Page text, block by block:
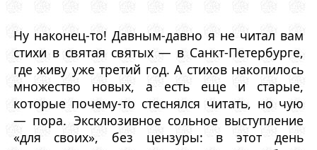
Ну наконец-то! Давным-давно я не читал вам
стихи в святая святых — в Санкт-Петербурге,
где живу уже третий год. А стихов накопилось
множество новых, а есть еще и старые,
которые почему-то стеснялся читать, но чую
— пора. Эксклюзивное сольное выступление
«для своих», без цензуры: в этот день